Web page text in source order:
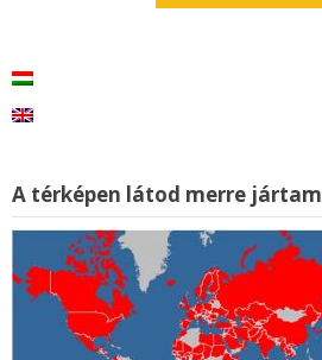
A térképen látod merre jártam